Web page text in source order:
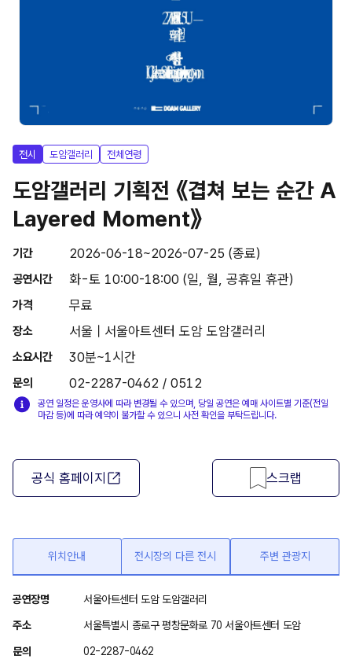
전시 도암갤러리 전체연령
도암갤러리 기획전 《겹쳐 보는 순간 A
Layered Moment》
기간 2026-06-18~2026-07-25 (종료)
공연시간 화-토 10:00-18:00 (일, 월, 공휴일 휴관)
가격 무료
장소 서울 | 서울아트센터 도암 도암갤러리
소요시간 30분~1시간
문의 02-2287-0462 / 0512
공연 일정은 운영사에 따라 변경될 수 있으며, 당일 공연은 예매 사이트별 기준(전일
마감 등)에 따라 예약이 불가할 수 있으니 사전 확인을 부탁드립니다.
공식 홈페이지 스크랩
위치안내 전시장의 다른 전시 주변 관광지
위
치
안
공연장명 서울아트센터 도암 도암갤러리
주소 서울특별시 종로구 평창문화로 70 서울아트센터 도암
문의 02-2287-0462